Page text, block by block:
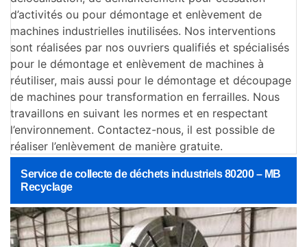
d’activités ou pour démontage et enlèvement de
machines industrielles inutilisées. Nos interventions
sont réalisées par nos ouvriers qualifiés et spécialisés
pour le démontage et enlèvement de machines à
réutiliser, mais aussi pour le démontage et découpage
de machines pour transformation en ferrailles. Nous
travaillons en suivant les normes et en respectant
l’environnement. Contactez-nous, il est possible de
réaliser l’enlèvement de manière gratuite.
Service de collecte de déchets industriels 80200 – MB
Recyclage